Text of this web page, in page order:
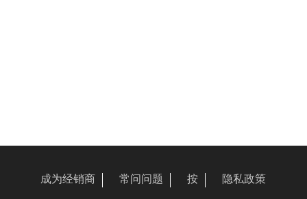
成为经销商 常问问题 按 隐私政策